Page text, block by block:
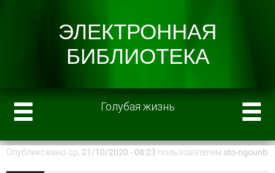
Голубая жизнь
Опубликовано ср, 21/10/2020 - 08:23 пользователем sto-ngounb